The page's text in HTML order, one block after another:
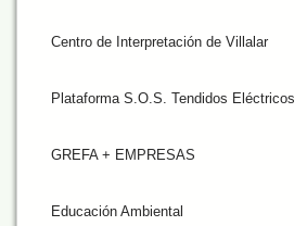
Centro de Interpretación de Villalar
Plataforma S.O.S. Tendidos Eléctricos
GREFA + EMPRESAS
Educación Ambiental